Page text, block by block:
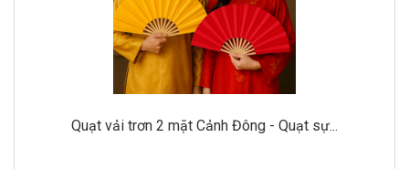
Quạt vải trơn 2 mặt Cảnh Đông - Quạt sự...